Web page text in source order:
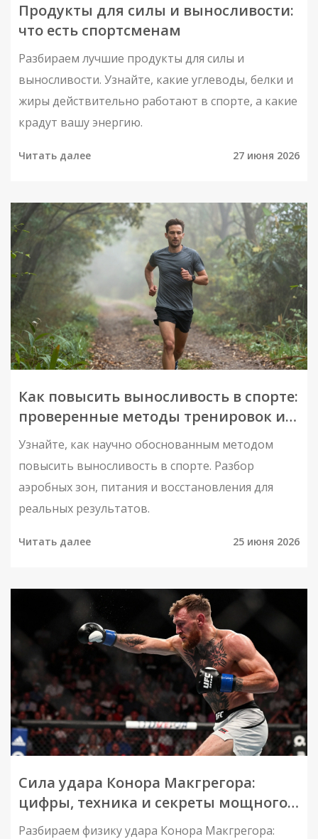
Продукты для силы и выносливости:
что есть спортсменам
Разбираем лучшие продукты для силы и
выносливости. Узнайте, какие углеводы, белки и
жиры действительно работают в спорте, а какие
крадут вашу энергию.
Читать далее 27 июня 2026
Как повысить выносливость в спорте:
проверенные методы тренировок и
питания
Узнайте, как научно обоснованным методом
повысить выносливость в спорте. Разбор
аэробных зон, питания и восстановления для
реальных результатов.
Читать далее 25 июня 2026
Сила удара Конора Макгрегора:
цифры, техника и секреты мощного
боя
Разбираем физику удара Конора Макгрегора: